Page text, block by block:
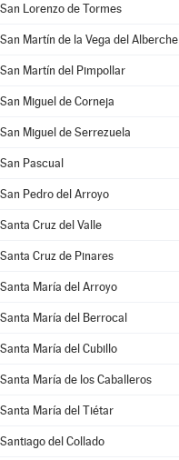
San Lorenzo de Tormes
San Martín de la Vega del Alberche
San Martín del Pimpollar
San Miguel de Corneja
San Miguel de Serrezuela
San Pascual
San Pedro del Arroyo
Santa Cruz del Valle
Santa Cruz de Pinares
Santa María del Arroyo
Santa María del Berrocal
Santa María del Cubillo
Santa María de los Caballeros
Santa María del Tiétar
Santiago del Collado